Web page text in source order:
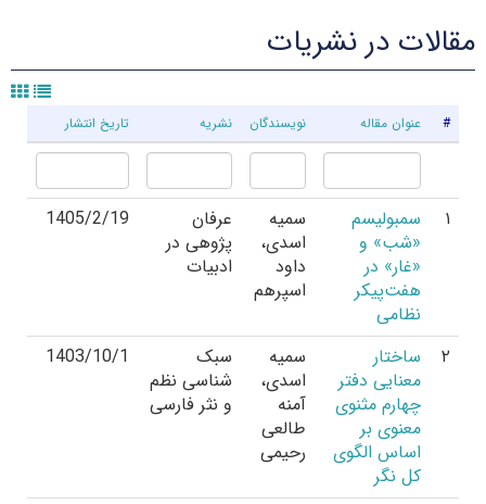
مقالات در نشریات
# عنوان مقاله نویسندگان نشریه تاریخ انتشار
۱
سمبولیسم
«شب» و
«غار» در
هفت‌پیکر
نظامی
سمیه
اسدی،
داود
اسپرهم
عرفان
پژوهی در
ادبیات
1405/2/19
۲
ساختار
معنایی دفتر
چهارم مثنوی
معنوی بر
اساس الگوی
کل نگر
سمیه
اسدی،
آمنه
طالعی
رحیمی
سبک
شناسی نظم
و نثر فارسی
1403/10/1